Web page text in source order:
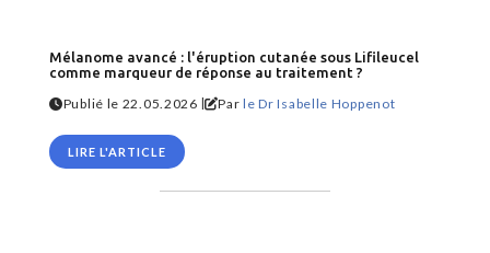
Mélanome avancé : l'éruption cutanée sous Lifileucel
comme marqueur de réponse au traitement ?
Publié le 22.05.2026 | Parle Dr Isabelle Hoppenot
LIRE L'ARTICLE